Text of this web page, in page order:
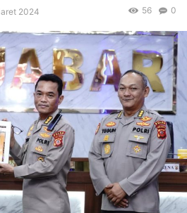
2024 0
56